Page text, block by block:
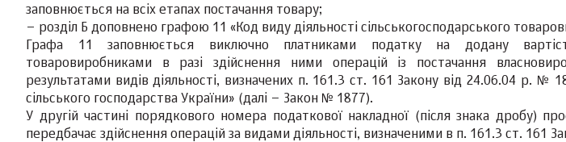
заповнюється на всіх етапах постачання товару;
– розділ Б доповнено графою 11 «Код виду діяльності сільськогосподарського
Графа 11 заповнюється виключно платниками податку на додану
товаровиробниками в разі здійснення ними операцій із постачання
результатами видів діяльності, визначених п. 161.3 ст. 161 Закону від 24.06.04 р. №
сільського господарства України» (далі – Закон № 1877).
У другій частині порядкового номера податкової накладної (після знака дробу)
передбачає здійснення операцій за видами діяльності, визначеними в п. 161.3 ст. 161